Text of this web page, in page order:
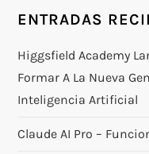
ENTRADAS
Higgsfield Academy
Formar A La Nueva
Inteligencia Artificial
Claude AI Pro –